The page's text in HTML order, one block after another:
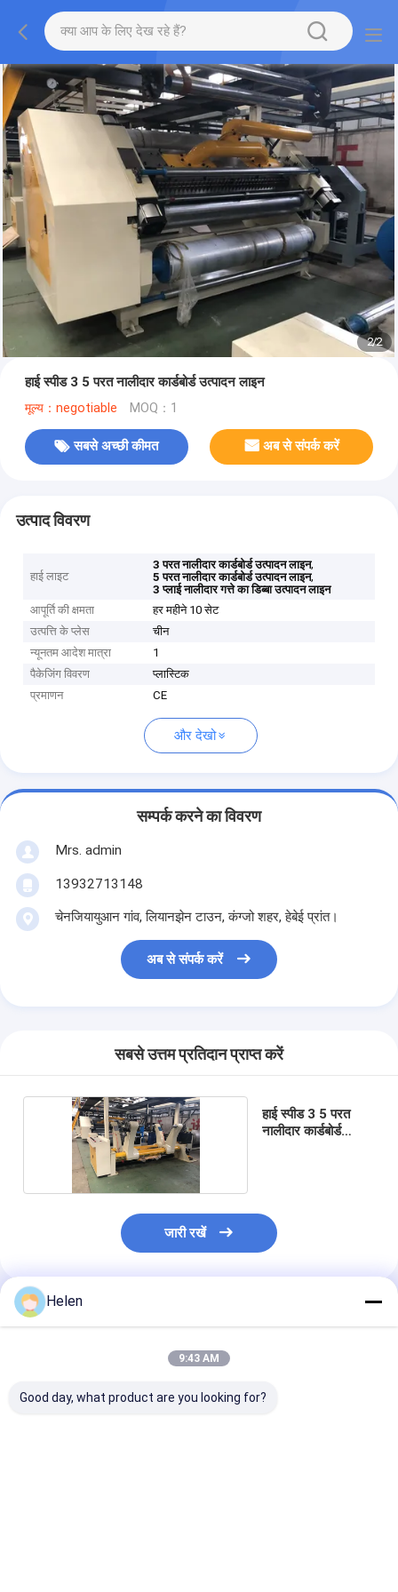
2/2
हाई स्पीड 3 5 परत नालीदार कार्डबोर्ड उत्पादन लाइन
मूल्य：negotiable MOQ：1
सबसे अच्छी कीमत अब से संपर्क करें
उत्पाद विवरण
हाई लाइट
3 परत नालीदार कार्डबोर्ड उत्पादन लाइन,
5 परत नालीदार कार्डबोर्ड उत्पादन लाइन,
3 प्लाई नालीदार गत्ते का डिब्बा उत्पादन लाइन
आपूर्ति की क्षमता
हर महीने 10 सेट
उत्पत्ति के प्लेस
चीन
न्यूनतम आदेश मात्रा
1
पैकेजिंग विवरण
प्लास्टिक
प्रमाणन
CE
और देखो
सम्पर्क करने का विवरण
Mrs. admin
13932713148
चेनजियायुआन गांव, लियानझेन टाउन, कंग्जो शहर, हेबेई प्रांत।
अब से संपर्क करें
सबसे उत्तम प्रतिदान प्राप्त करें
हाई स्पीड 3 5 परत
नालीदार कार्डबोर्ड
जारी रखें
अनुशंसित उत्पाद
Helen
9:43 AM
Good day, what product are you looking for?